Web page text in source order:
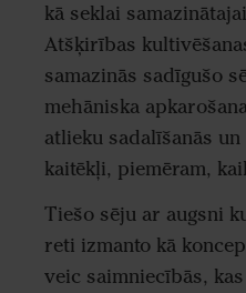
kā seklai
Atšķirības
samazinās sadīgušo
mehāniska
atlieku sadalīšanās
kaitēkļi, piemēram,
Tiešo sēju ar augsni
reti izmanto kā
veic saimniecībās,